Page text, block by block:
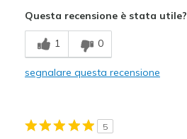
Comfortable
Difetti
Wear Out Quickly
Questa recensione è stata utile?
1 0
segnalare questa recensione
5